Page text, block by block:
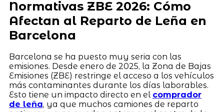
Normativas ZBE 2026: Cómo
Afectan al Reparto de Leña en
Barcelona
Barcelona se ha puesto muy seria con las
emisiones. Desde enero de 2025, la Zona de Bajas
Emisiones (ZBE) restringe el acceso a los vehículos
más contaminantes durante los días laborables.
Esto tiene un impacto directo en el comprador
de leña, ya que muchos camiones de reparto